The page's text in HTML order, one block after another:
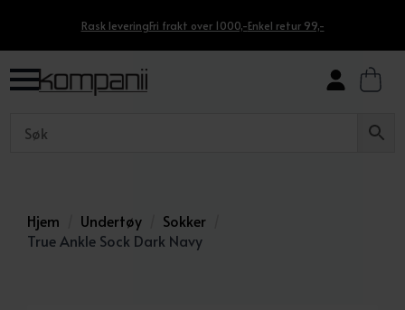
Rask leveringFri frakt over 1000,-Enkel retur 99,-
Hjem Undertøy
Sokker
True Ankle Sock Dark Navy